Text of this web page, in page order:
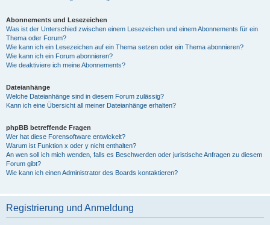
Abonnements und Lesezeichen
Was ist der Unterschied zwischen einem Lesezeichen und einem Abonnements für ein
Thema oder Forum?
Wie kann ich ein Lesezeichen auf ein Thema setzen oder ein Thema abonnieren?
Wie kann ich ein Forum abonnieren?
Wie deaktiviere ich meine Abonnements?
Dateianhänge
Welche Dateianhänge sind in diesem Forum zulässig?
Kann ich eine Übersicht all meiner Dateianhänge erhalten?
phpBB betreffende Fragen
Wer hat diese Forensoftware entwickelt?
Warum ist Funktion x oder y nicht enthalten?
An wen soll ich mich wenden, falls es Beschwerden oder juristische Anfragen zu diesem
Forum gibt?
Wie kann ich einen Administrator des Boards kontaktieren?
Registrierung und Anmeldung